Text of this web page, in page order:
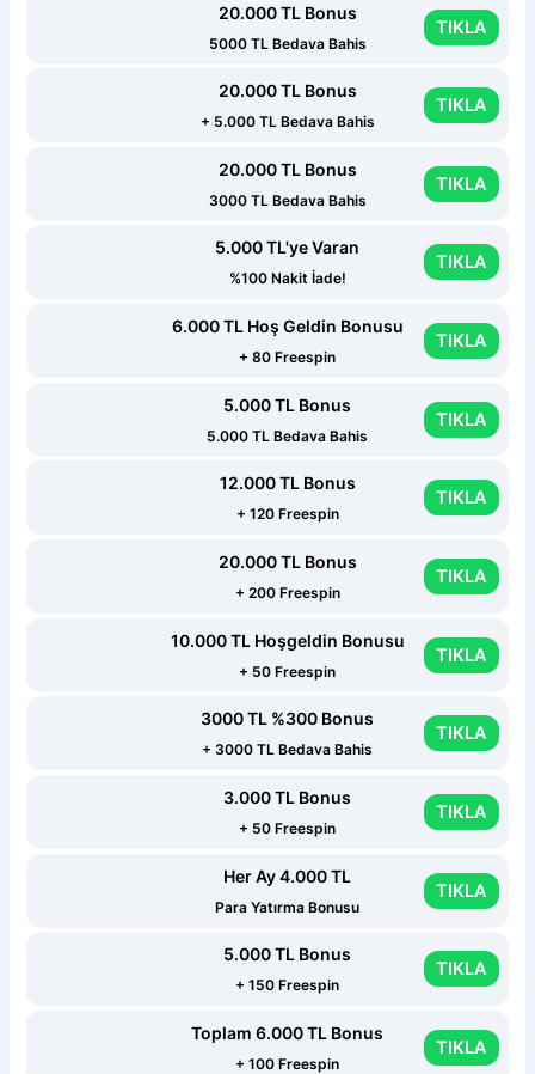
20.000 TL Bonus
5000 TL Bedava Bahis
TIKLA
20.000 TL Bonus
+ 5.000 TL Bedava Bahis
TIKLA
20.000 TL Bonus
3000 TL Bedava Bahis
TIKLA
5.000 TL'ye Varan
%100 Nakit İade!
TIKLA
6.000 TL Hoş Geldin Bonusu
+ 80 Freespin
TIKLA
5.000 TL Bonus
5.000 TL Bedava Bahis
TIKLA
12.000 TL Bonus
+ 120 Freespin
TIKLA
20.000 TL Bonus
+ 200 Freespin
TIKLA
10.000 TL Hoşgeldin Bonusu
+ 50 Freespin
TIKLA
3000 TL %300 Bonus
+ 3000 TL Bedava Bahis
TIKLA
3.000 TL Bonus
+ 50 Freespin
TIKLA
Her Ay 4.000 TL
Para Yatırma Bonusu
TIKLA
5.000 TL Bonus
+ 150 Freespin
TIKLA
Toplam 6.000 TL Bonus
+ 100 Freespin
TIKLA